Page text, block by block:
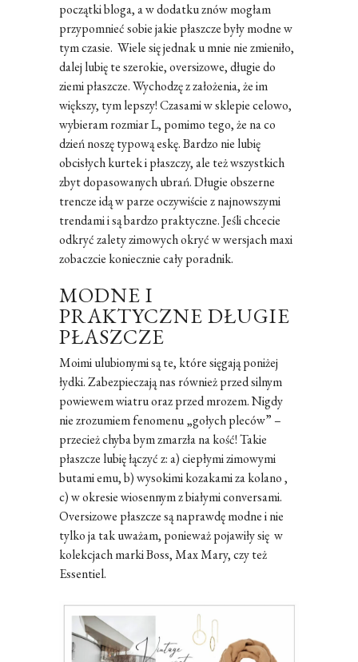
początki bloga, a w dodatku znów mogłam
przypomnieć sobie jakie płaszcze były modne w
tym czasie. Wiele się jednak u mnie nie zmieniło,
dalej lubię te szerokie, oversizowe, długie do
ziemi płaszcze. Wychodzę z założenia, że im
większy, tym lepszy! Czasami w sklepie celowo,
wybieram rozmiar L, pomimo tego, że na co
dzień noszę typową eskę. Bardzo nie lubię
obcisłych kurtek i płaszczy, ale też wszystkich
zbyt dopasowanych ubrań. Długie obszerne
trencze idą w parze oczywiście z najnowszymi
trendami i są bardzo praktyczne. Jeśli chcecie
odkryć zalety zimowych okryć w wersjach maxi
zobaczcie koniecznie cały poradnik.
MODNE I
PRAKTYCZNE DŁUGIE
PŁASZCZE
Moimi ulubionymi są te, które sięgają poniżej
łydki. Zabezpieczają nas również przed silnym
powiewem wiatru oraz przed mrozem. Nigdy
nie zrozumiem fenomenu „gołych pleców” –
przecież chyba bym zmarzła na kość! Takie
płaszcze lubię łączyć z: a) ciepłymi zimowymi
butami emu, b) wysokimi kozakami za kolano ,
c) w okresie wiosennym z białymi conversami.
Oversizowe płaszcze są naprawdę modne i nie
tylko ja tak uważam, ponieważ pojawiły się w
kolekcjach marki Boss, Max Mary, czy też
Essentiel.